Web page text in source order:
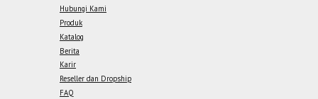
Hubungi Kami
Produk
Katalog
Berita
Karir
Reseller dan Dropship
FAQ